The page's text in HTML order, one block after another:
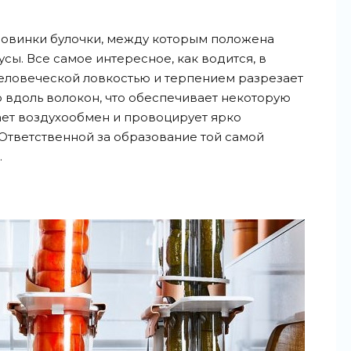
булочки, между которым положена
Все самое интересное, как водится, в
ловкостью и терпением разрезает
волокон, что обеспечивает некоторую
воздухообмен и провоцирует ярко
за образование той самой